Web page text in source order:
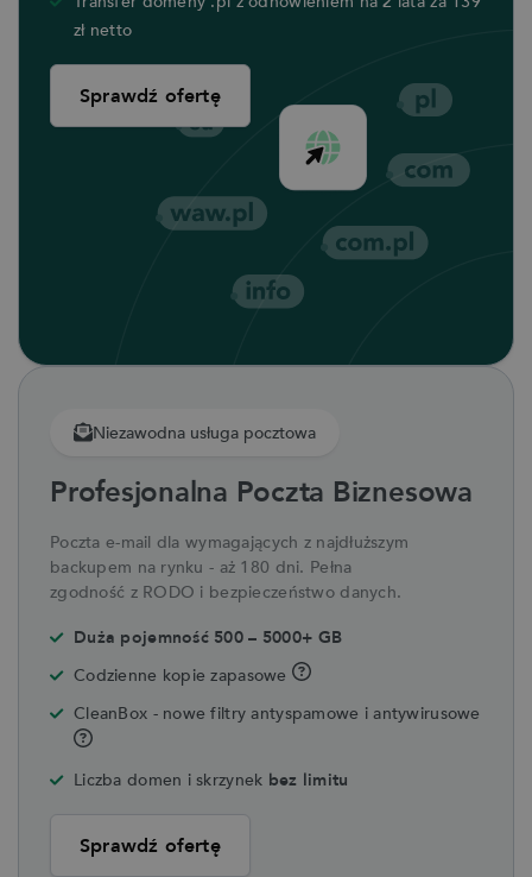
zł netto
Sprawdź ofertę
Niezawodna usługa pocztowa
Profesjonalna Poczta Biznesowa
Poczta e-mail dla wymagających z najdłuższym
backupem na rynku - aż 180 dni. Pełna
zgodność z RODO i bezpieczeństwo danych.
Duża pojemność 500 – 5000+ GB
Codzienne kopie zapasowe
CleanBox - nowe filtry antyspamowe i antywirusowe
Liczba domen i skrzynek bez limitu
Sprawdź ofertę